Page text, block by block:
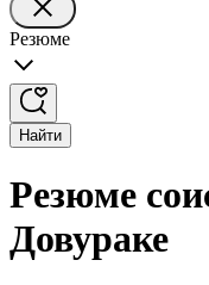
Резюме
Найти
Резюме
Довураке